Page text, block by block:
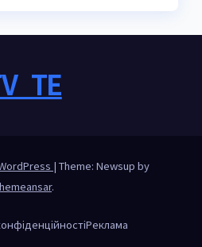
| Theme: Newsup by
.
Реклама